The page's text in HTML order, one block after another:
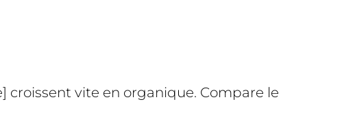
croissent vite en organique. Compare le